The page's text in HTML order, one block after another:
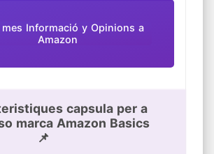
mes Informació y Opinions a
Amazon
capsula per a
marca Amazon Basics
📌